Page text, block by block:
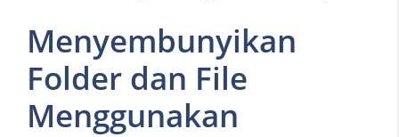
Menyembunyikan
Folder dan File
Menggunakan